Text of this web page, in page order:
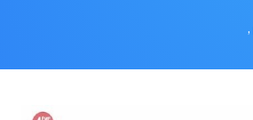
,